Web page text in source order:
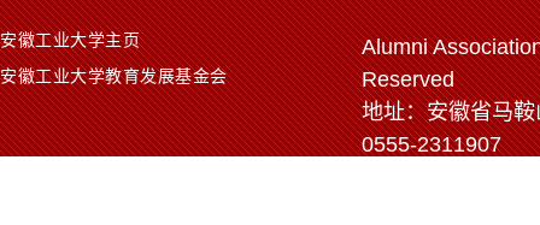
安徽工业大学主页
安徽工业大学教育发展基金会
Alumni
Reserved
地址：安徽省马
0555-2311907